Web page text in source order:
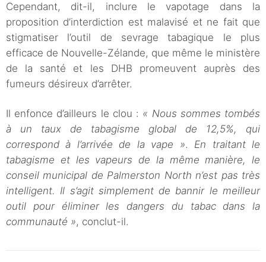
Cependant, dit-il, inclure le vapotage dans la
proposition d’interdiction est malavisé et ne fait que
stigmatiser l’outil de sevrage tabagique le plus
efficace de Nouvelle-Zélande, que même le ministère
de la santé et les DHB promeuvent auprès des
fumeurs désireux d’arrêter.
Il enfonce d’ailleurs le clou : « Nous sommes tombés
à un taux de tabagisme global de 12,5%, qui
correspond à l’arrivée de la vape ». En traitant le
tabagisme et les vapeurs de la même manière, le
conseil municipal de Palmerston North n’est pas très
intelligent. Il s’agit simplement de bannir le meilleur
outil pour éliminer les dangers du tabac dans la
communauté », conclut-il.